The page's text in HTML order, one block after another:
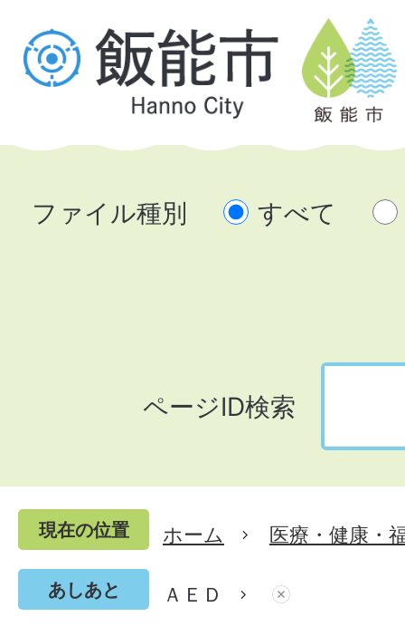
ファイル種別 すべて
ページID検索
現在の位置 ホーム 医療・健康・
あしあと ＡＥＤ